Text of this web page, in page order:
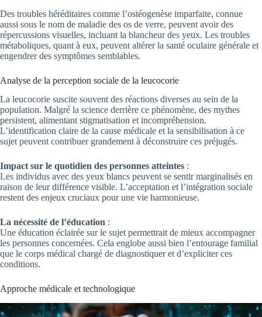
Des troubles héréditaires comme l’ostéogenèse imparfaite, connue
aussi sous le nom de maladie des os de verre, peuvent avoir des
répercussions visuelles, incluant la blancheur des yeux. Les troubles
métaboliques, quant à eux, peuvent altérer la santé oculaire générale et
engendrer des symptômes semblables.
Analyse de la perception sociale de la leucocorie
La leucocorie suscite souvent des réactions diverses au sein de la
population. Malgré la science derrière ce phénomène, des mythes
persistent, alimentant stigmatisation et incompréhension.
L’identification claire de la cause médicale et la sensibilisation à ce
sujet peuvent contribuer grandement à déconstruire ces préjugés.
Impact sur le quotidien des personnes atteintes :
Les individus avec des yeux blancs peuvent se sentir marginalisés en
raison de leur différence visible. L’acceptation et l’intégration sociale
restent des enjeux cruciaux pour une vie harmonieuse.
La nécessité de l’éducation :
Une éducation éclairée sur le sujet permettrait de mieux accompagner
les personnes concernées. Cela englobe aussi bien l’entourage familial
que le corps médical chargé de diagnostiquer et d’expliciter ces
conditions.
Approche médicale et technologique